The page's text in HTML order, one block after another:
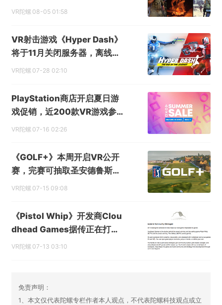
等三款VR游戏发行权
VR陀螺 08-05 01:58
VR射击游戏《Hyper Dash》
将于11月关闭服务器，离线模
式继续保留
VR陀螺 07-28 02:10
PlayStation商店开启夏日游
戏促销，近200款VR游戏参与
打折
VR陀螺 07-16 02:26
《GOLF+》本周开启VR公开
赛，完赛可抽取圣安德鲁斯VI
P观赛之旅
VR陀螺 07-15 09:08
《Pistol Whip》开发商Clou
dhead Games据传正在打造
一款多人联机VR游戏
VR陀螺 07-13 03:10
免责声明：
1、本文仅代表陀螺专栏作者本人观点，不代表陀螺科技观点或立